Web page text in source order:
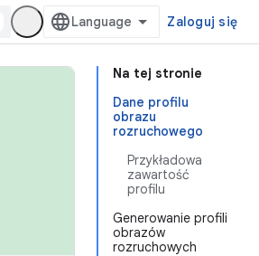
Zaloguj się
Na tej stronie
Dane profilu
obrazu
rozruchowego
Przykładowa
zawartość
profilu
Generowanie profili
obrazów
rozruchowych